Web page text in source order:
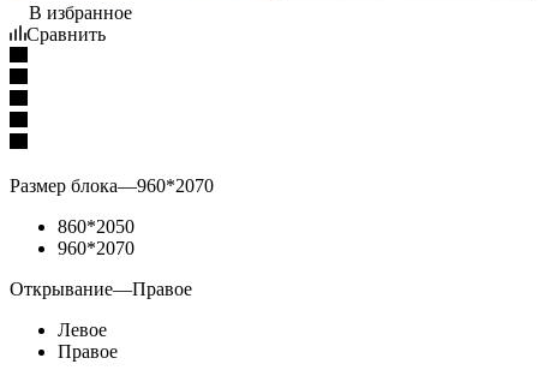
В избранное
Сравнить
Размер блока—960*2070
860*2050
960*2070
Открывание—Правое
Левое
Правое